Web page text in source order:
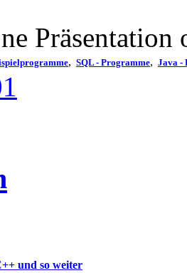
, SQL - Programme, Java -
und so weiter